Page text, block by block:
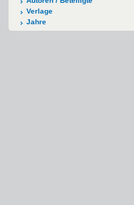
Verlage
Jahre